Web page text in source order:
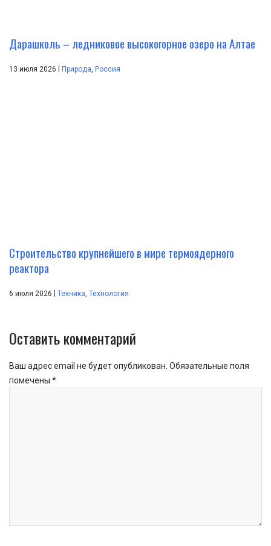
Дарашколь – ледниковое высокогорное озеро на Алтае
13 июля 2026 | Природа Россия
Строительство крупнейшего в мире термоядерного
реактора
6 июля 2026 Техника, Технология
Оставить комментарий
Ваш адрес email не будет опубликован. Обязательные поля
помечены *